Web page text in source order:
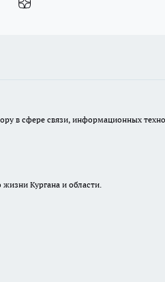
в сфере связи, информационных
Кургана и области.